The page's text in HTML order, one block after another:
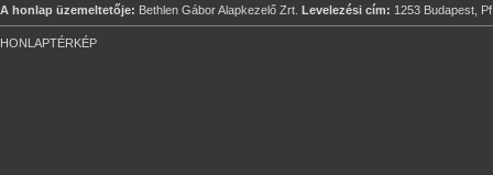
A honlap üzemeltetője: Bethlen Gábor Alapkezelő Zrt. Levelezési cím: 1253 Budapest,
HONLAPTÉRKÉP